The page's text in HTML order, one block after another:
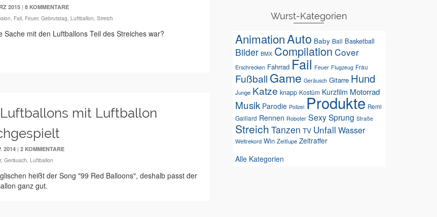
2015 |8 KOMMENTARE
, Fail, Feuer,Gebrutstag,Luftballon,Streich
Sache mit den Luftballons Teil des Streiches war?
mit Luftballon
2014 |2 KOMMENTARE
,Geräusch,Luftballon
heißt der Song "99 Red Balloons", deshalb passt der
ganz gut.
Wurst-Kategorien
AnimationAuto Baby Ball Basketball
Bilder BMX Compilation Cover
Erschrecken Fahrrad Fail Feuer Flugzeug Frau
Fußball Game Geräusch Gitarre Hund
Junge Katze knapp Kostüm Kurzfilm Motorrad
Musik Parodie Polizei Produkte Remi
Gaillard Rennen Roboter SexySprung Straße
Streich Tanzen TV Unfall Wasser
Weltrekord Win Zeitlupe Zeitraffer
Alle Kategorien